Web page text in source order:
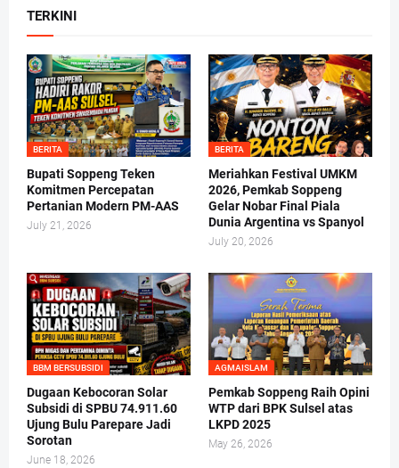
TERKINI
BERITA
Bupati Soppeng Teken
Komitmen Percepatan
Pertanian Modern PM-AAS
July 21, 2026
BERITA
Meriahkan Festival UMKM
2026, Pemkab Soppeng
Gelar Nobar Final Piala
Dunia Argentina vs Spanyol
July 20, 2026
BBM BERSUBSIDI
Dugaan Kebocoran Solar
Subsidi di SPBU 74.911.60
Ujung Bulu Parepare Jadi
Sorotan
June 18, 2026
AGMAISLAM
Pemkab Soppeng Raih Opini
WTP dari BPK Sulsel atas
LKPD 2025
May 26, 2026